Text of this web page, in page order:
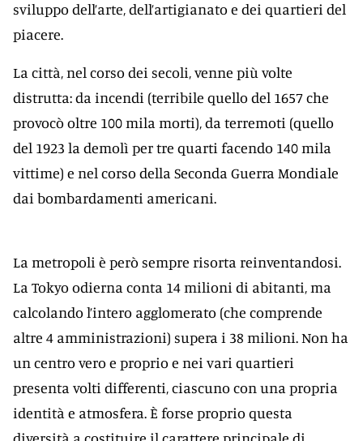
sviluppo dell’arte, dell’artigianato e dei quartieri del
piacere.
La città, nel corso dei secoli, venne più volte
distrutta: da incendi (terribile quello del 1657 che
provocò oltre 100 mila morti), da terremoti (quello
del 1923 la demolì per tre quarti facendo 140 mila
vittime) e nel corso della Seconda Guerra Mondiale
dai bombardamenti americani.
La metropoli è però sempre risorta reinventandosi.
La Tokyo odierna conta 14 milioni di abitanti, ma
calcolando l’intero agglomerato (che comprende
altre 4 amministrazioni) supera i 38 milioni. Non ha
un centro vero e proprio e nei vari quartieri
presenta volti differenti, ciascuno con una propria
identità e atmosfera. È forse proprio questa